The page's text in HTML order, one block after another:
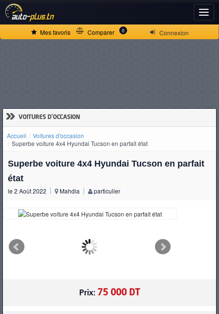
Connexion
Mes favoris Comparer 0
» VOITURES D'OCCASION
Accueil
Voitures d'occasion
Superbe voiture 4x4 Hyundai Tucson en parfait état
Superbe voiture 4x4 Hyundai Tucson en parfait
état
le 2 Août 2022 Mahdia particulier
Prix: 75 000 DT
ACCUEIL
VOITURES
D'OCCASION